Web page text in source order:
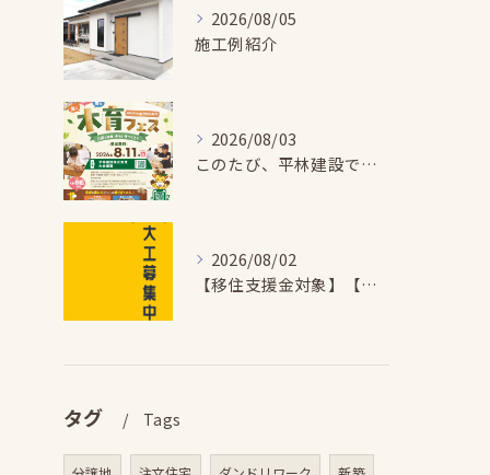
2026/08/05
施工例紹介
2026/08/03
このたび、平林建設では、お子さまが木とふれあい・木について学...
2026/08/02
【移住支援金対象】【未経験歓迎】大多喜町で「見えないところも...
タグ Tags